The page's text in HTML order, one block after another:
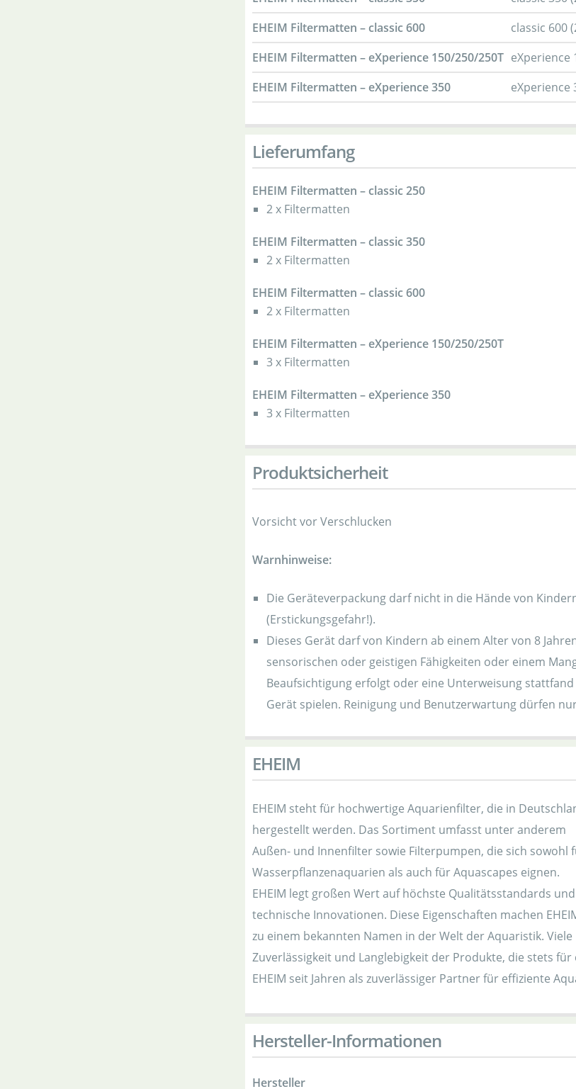
EHEIM Filtermatten – classic 600
classic 600
EHEIM Filtermatten – eXperience 150/250/250T eXperience
EHEIM Filtermatten – eXperience 350
eXperience
Lieferumfang
EHEIM Filtermatten – classic 250
2 x Filtermatten
EHEIM Filtermatten – classic 350
2 x Filtermatten
EHEIM Filtermatten – classic 600
2 x Filtermatten
EHEIM Filtermatten – eXperience 150/250/250T
3 x Filtermatten
EHEIM Filtermatten – eXperience 350
3 x Filtermatten
Produktsicherheit
Vorsicht vor Verschlucken
Warnhinweise:
Die Geräteverpackung darf nicht in die Hände von
(Erstickungsgefahr!).
Dieses Gerät darf von Kindern ab einem Alter von 8
sensorischen oder geistigen Fähigkeiten oder einem
Beaufsichtigung erfolgt oder eine Unterweisung
Gerät spielen. Reinigung und Benutzerwartung dürfen
EHEIM
EHEIM steht für hochwertige Aquarienfilter, die in
hergestellt werden. Das Sortiment umfasst unter anderem
Außen- und Innenfilter sowie Filterpumpen, die sich sowohl
Wasserpflanzenaquarien als auch für Aquascapes eignen.
EHEIM legt großen Wert auf höchste Qualitätsstandards und
technische Innovationen. Diese Eigenschaften machen
zu einem bekannten Namen in der Welt der Aquaristik.
Zuverlässigkeit und Langlebigkeit der Produkte, die stets
EHEIM seit Jahren als zuverlässiger Partner für effiziente
Hersteller-Informationen
Hersteller